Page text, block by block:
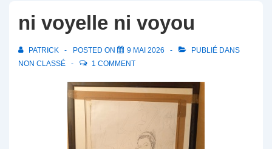
ni voyelle ni voyou
PATRICK POSTED ON 9 MAI 2026
PUBLIÉ DANS
NON CLASSÉ
1 COMMENT